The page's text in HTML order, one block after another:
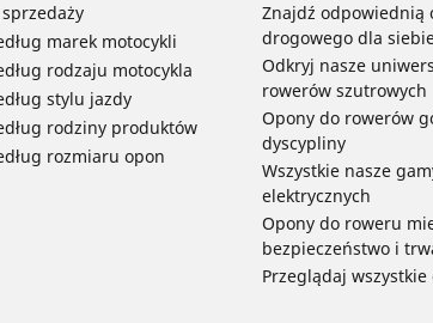
marek motocykli
rodzaju motocykla
stylu jazdy
rodziny produktów
rozmiaru opon
Znajdź odpowiednią
drogowego dla
Odkryj nasze
rowerów szutrowych
Opony do rowerów
dyscypliny
Wszystkie nasze
elektrycznych
Opony do roweru
bezpieczeństwo i
Przeglądaj wszystkie